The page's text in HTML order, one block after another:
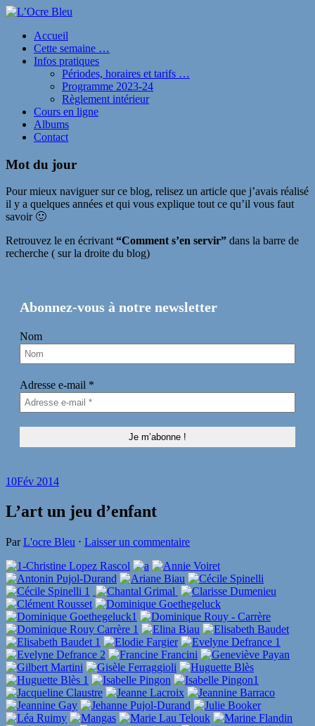
Accueil
Cette semaine …
Infos pratiques
Périodes, horaires et tarifs …
Programme 2023-24
Règlement intérieur
Cours en ligne
Albums
Contact
Mot du jour
Pour mieux naviguer sur ce blog, relisez un article que j’avais réalisé
il y a quelques années et qui vous explique tout ce qu’il vous faut
savoir 🙂
Retrouvez le en écrivant“Comment s’en servir” dans la barre de
recherche ( sur la droite du blog)
Abonnez-vous à notre newsletter
Nom
Adresse e-mail *
10Fév 2014
L’art un jeu d’enfant
ParL'ocre Bleu ⋅ Laisser un commentaire